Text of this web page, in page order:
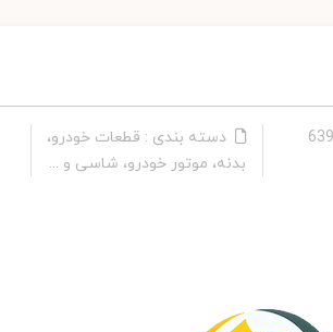
دسته بندی : قطعات خودرو،
بدنه، موتور خودرو، شاسی و ...